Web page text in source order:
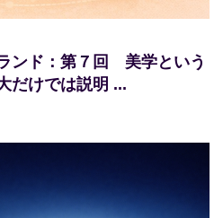
ンド：第７回 美学という
けでは説明 ...